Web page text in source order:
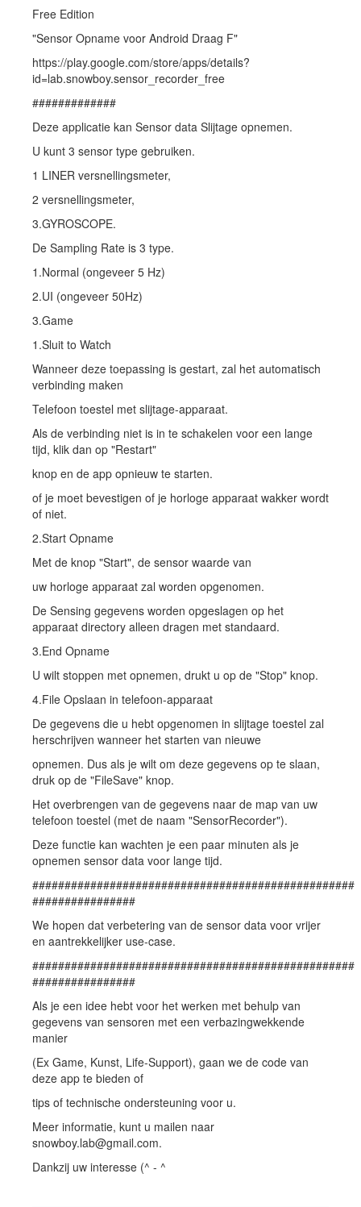
Free Edition
"Sensor Opname voor Android Draag F"
https://play.google.com/store/apps/details?
id=lab.snowboy.sensor_recorder_free
#############
Deze applicatie kan Sensor data Slijtage opnemen.
U kunt 3 sensor type gebruiken.
1 LINER versnellingsmeter,
2 versnellingsmeter,
3.GYROSCOPE.
De Sampling Rate is 3 type.
1.Normal (ongeveer 5 Hz)
2.UI (ongeveer 50Hz)
3.Game
1.Sluit to Watch
Wanneer deze toepassing is gestart, zal het automatisch
verbinding maken
Telefoon toestel met slijtage-apparaat.
Als de verbinding niet is in te schakelen voor een lange
tijd, klik dan op "Restart"
knop en de app opnieuw te starten.
of je moet bevestigen of je horloge apparaat wakker wordt
of niet.
2.Start Opname
Met de knop "Start", de sensor waarde van
uw horloge apparaat zal worden opgenomen.
De Sensing gegevens worden opgeslagen op het
apparaat directory alleen dragen met standaard.
3.End Opname
U wilt stoppen met opnemen, drukt u op de "Stop" knop.
4.File Opslaan in telefoon-apparaat
De gegevens die u hebt opgenomen in slijtage toestel zal
herschrijven wanneer het starten van nieuwe
opnemen. Dus als je wilt om deze gegevens op te slaan,
druk op de "FileSave" knop.
Het overbrengen van de gegevens naar de map van uw
telefoon toestel (met de naam "SensorRecorder").
Deze functie kan wachten je een paar minuten als je
opnemen sensor data voor lange tijd.
##################################################
################
We hopen dat verbetering van de sensor data voor vrijer
en aantrekkelijker use-case.
##################################################
################
Als je een idee hebt voor het werken met behulp van
gegevens van sensoren met een verbazingwekkende
manier
(Ex Game, Kunst, Life-Support), gaan we de code van
deze app te bieden of
tips of technische ondersteuning voor u.
Meer informatie, kunt u mailen naar
snowboy.lab@gmail.com.
Dankzij uw interesse (^ - ^